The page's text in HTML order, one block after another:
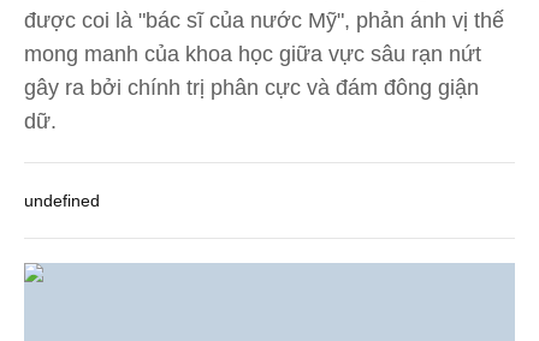
được coi là "bác sĩ của nước Mỹ", phản ánh vị thế
mong manh của khoa học giữa vực sâu rạn nứt
gây ra bởi chính trị phân cực và đám đông giận
dữ.
undefined